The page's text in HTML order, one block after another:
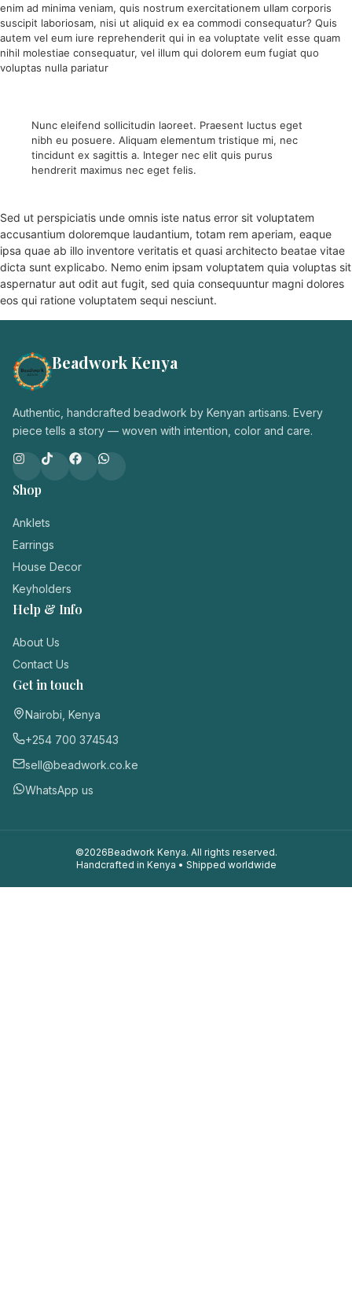
enim ad minima veniam, quis nostrum exercitationem ullam corporis
suscipit laboriosam, nisi ut aliquid ex ea commodi consequatur? Quis
autem vel eum iure reprehenderit qui in ea voluptate velit esse quam
nihil molestiae consequatur, vel illum qui dolorem eum fugiat quo
voluptas nulla pariatur
Nunc eleifend sollicitudin laoreet. Praesent luctus eget
nibh eu posuere. Aliquam elementum tristique mi, nec
tincidunt ex sagittis a. Integer nec elit quis purus
hendrerit maximus nec eget felis.
Sed ut perspiciatis unde omnis iste natus error sit voluptatem
accusantium doloremque laudantium, totam rem aperiam, eaque
ipsa quae ab illo inventore veritatis et quasi architecto beatae vitae
dicta sunt explicabo. Nemo enim ipsam voluptatem quia voluptas sit
aspernatur aut odit aut fugit, sed quia consequuntur magni dolores
eos qui ratione voluptatem sequi nesciunt.
Beadwork Kenya
Authentic, handcrafted beadwork by Kenyan artisans. Every
piece tells a story — woven with intention, color and care.
Shop
Anklets
Earrings
House Decor
Keyholders
Help & Info
About Us
Contact Us
Get in touch
Nairobi, Kenya
+254 700 374543
sell@beadwork.co.ke
WhatsApp us
©2026Beadwork Kenya. All rights reserved.
Handcrafted in Kenya • Shipped worldwide